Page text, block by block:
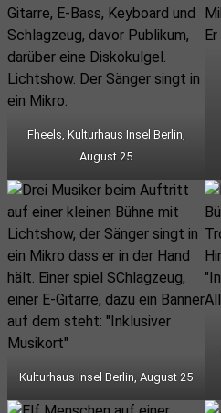
Fheels, Kulturhaus Insel Berlin,
August 25
Kulturhaus Insel Berlin, August 25